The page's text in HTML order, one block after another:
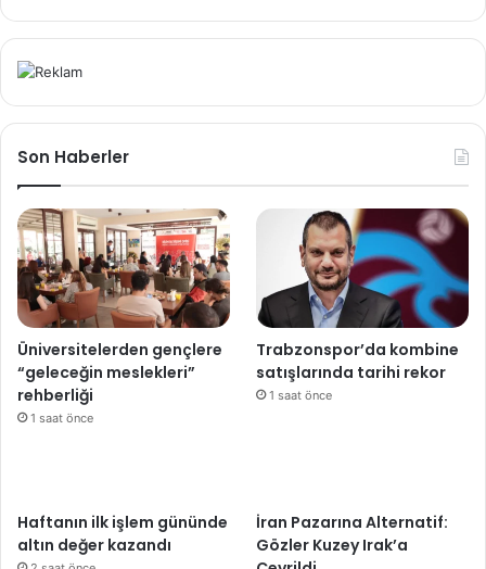
Son Haberler
Üniversitelerden gençlere
“geleceğin meslekleri”
rehberliği
1 saat önce
Trabzonspor’da kombine
satışlarında tarihi rekor
1 saat önce
Haftanın ilk işlem gününde
altın değer kazandı
İran Pazarına Alternatif:
Gözler Kuzey Irak’a